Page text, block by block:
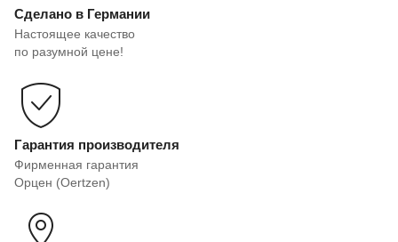
Сделано в Германии
Настоящее качество
по разумной цене!
Гарантия производителя
Фирменная гарантия
Орцен (Oertzen)